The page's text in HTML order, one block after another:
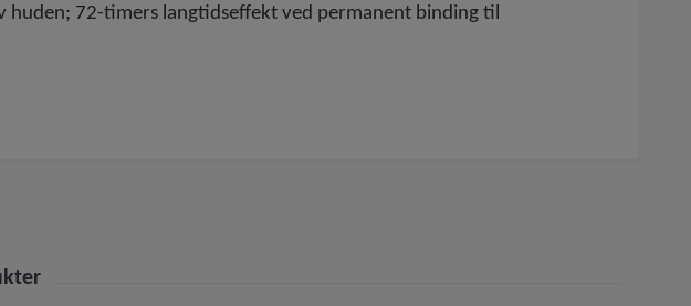
72-timers langtidseffekt ved permanent binding til